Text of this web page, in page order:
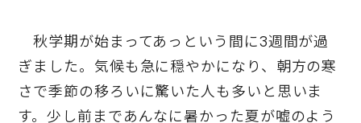
秋学期が始まってあっという間に3週間が過
ぎました。気候も急に穏やかになり、朝方の寒
さで季節の移ろいに驚いた人も多いと思いま
す。少し前まであんなに暑かった夏が嘘のよう